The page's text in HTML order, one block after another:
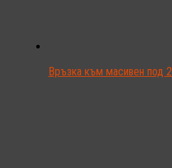
Връзка към масивен под 2